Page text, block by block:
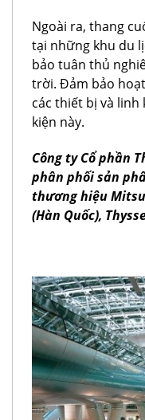
Ngoài ra, thang
tại những khu du
bảo tuân thủ
trời. Đảm bảo
các thiết bị và
kiện này.
Công ty Cổ phần
phân phối sản
thương hiệu
(Hàn Quốc),